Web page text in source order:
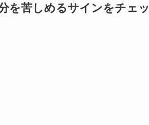
を苦しめるサインをチェッ